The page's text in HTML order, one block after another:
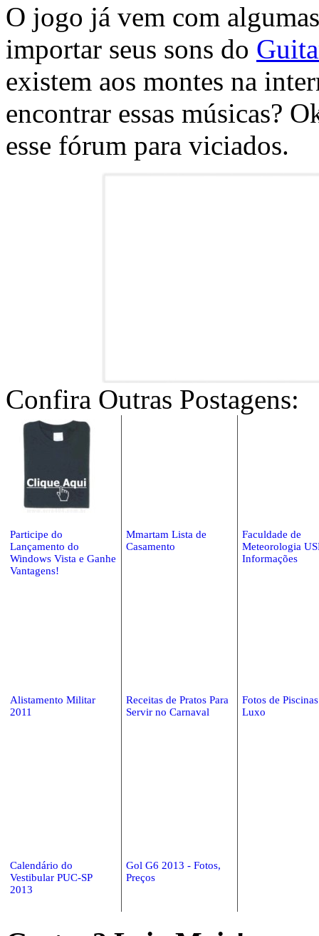
O jogo já vem com
importar seus sons do
existem aos montes na
encontrar essas músicas?
esse fórum para viciados.
Confira Outras Postagens:
Participe do
Lançamento do
Windows Vista e Ganhe
Vantagens!
Mmartam Lista de
Casamento
Faculdade de
Meteorologia
Informações
Alistamento Militar
2011
Receitas de Pratos Para
Servir no Carnaval
Fotos de
Luxo
Calendário do
Vestibular PUC-SP
2013
Gol G6 2013 - Fotos,
Preços